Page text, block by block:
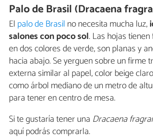
Palo de Brasil (Dracaena
El palo de Brasil no necesita mucha luz,
salones con poco sol. Las hojas
en dos colores de verde, son planas y
hacia abajo. Se yerguen sobre un firme
externa similar al papel, color beige
como árbol mediano de un metro de
para tener en centro de mesa.
Si te gustaría tener una Dracaena
aquí podrás comprarla.